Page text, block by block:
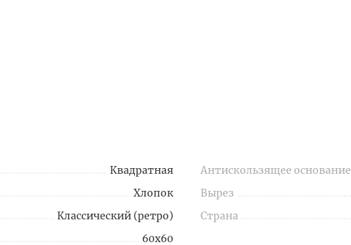
Квадратная
Хлопок
Классический (ретро)
60х60
Антискользящее основание
Вырез
Страна